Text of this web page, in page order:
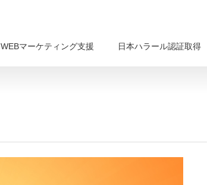
WEBマーケティング支援 日本ハラール認証取得